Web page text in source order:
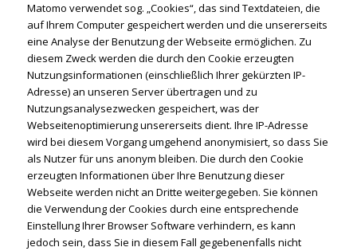
Matomo verwendet sog. „Cookies“, das sind Textdateien, die
auf Ihrem Computer gespeichert werden und die unsererseits
eine Analyse der Benutzung der Webseite ermöglichen. Zu
diesem Zweck werden die durch den Cookie erzeugten
Nutzungsinformationen (einschließlich Ihrer gekürzten IP-
Adresse) an unseren Server übertragen und zu
Nutzungsanalysezwecken gespeichert, was der
Webseitenoptimierung unsererseits dient. Ihre IP-Adresse
wird bei diesem Vorgang umgehend anonymisiert, so dass Sie
als Nutzer für uns anonym bleiben. Die durch den Cookie
erzeugten Informationen über Ihre Benutzung dieser
Webseite werden nicht an Dritte weitergegeben. Sie können
die Verwendung der Cookies durch eine entsprechende
Einstellung Ihrer Browser Software verhindern, es kann
jedoch sein, dass Sie in diesem Fall gegebenenfalls nicht